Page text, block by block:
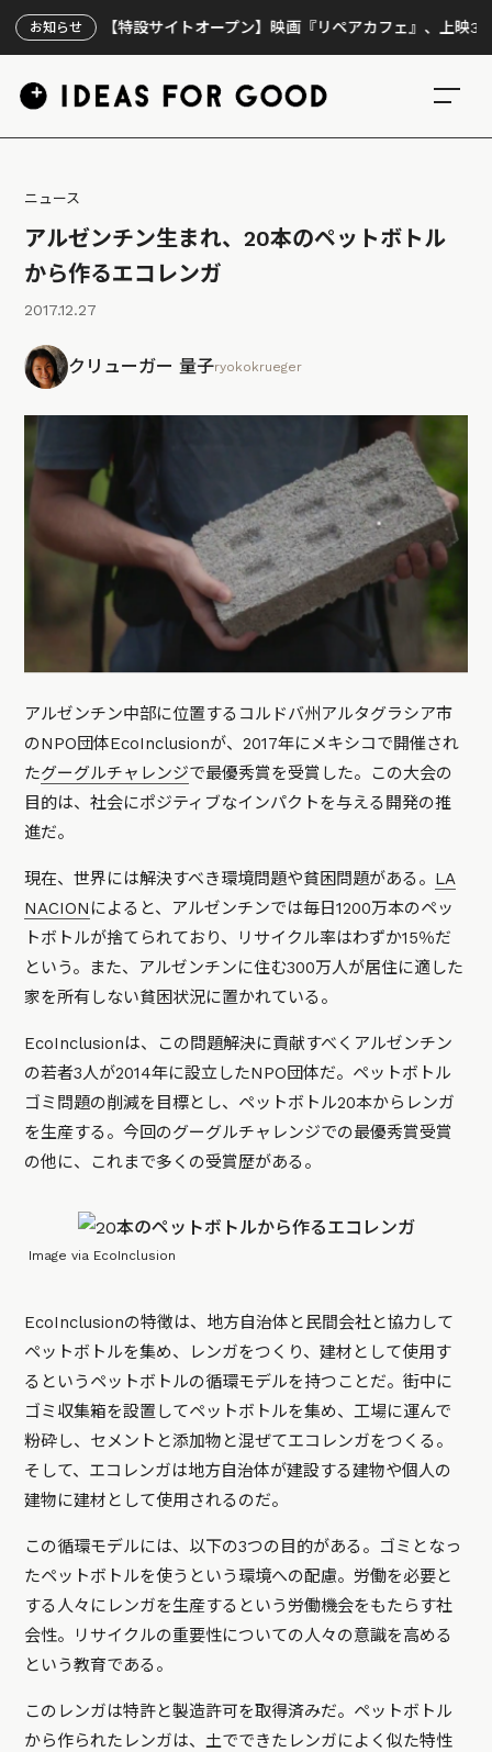
お知らせ
【特設サイトオープン】映画『リペアカフェ』、上映300回の
ニュース
アルゼンチン生まれ、20本のペットボトル
から作るエコレンガ
2017.12.27
クリューガー 量子ryokokrueger
アルゼンチン中部に位置するコルドバ州アルタグラシア市
のNPO団体EcoInclusionが、2017年にメキシコで開催され
たグーグルチャレンジで最優秀賞を受賞した。この大会の
目的は、社会にポジティブなインパクトを与える開発の推
進だ。
現在、世界には解決すべき環境問題や貧困問題がある。 LA
NACION によると、アルゼンチンでは毎日1200万本のペッ
トボトルが捨てられており、リサイクル率はわずか15％だ
という。また、アルゼンチンに住む300万人が居住に適した
家を所有しない貧困状況に置かれている。
EcoInclusionは、この問題解決に貢献すべくアルゼンチン
の若者3人が2014年に設立したNPO団体だ。ペットボトル
ゴミ問題の削減を目標とし、ペットボトル20本からレンガ
を生産する。今回のグーグルチャレンジでの最優秀賞受賞
の他に、これまで多くの受賞歴がある。
Image via EcoInclusion
EcoInclusionの特徴は、地方自治体と民間会社と協力して
ペットボトルを集め、レンガをつくり、建材として使用す
るというペットボトルの循環モデルを持つことだ。街中に
ゴミ収集箱を設置してペットボトルを集め、工場に運んで
粉砕し、セメントと添加物と混ぜてエコレンガをつくる。
そして、エコレンガは地方自治体が建設する建物や個人の
建物に建材として使用されるのだ。
この循環モデルには、以下の3つの目的がある。ゴミとなっ
たペットボトルを使うという環境への配慮。労働を必要と
する人々にレンガを生産するという労働機会をもたらす社
会性。リサイクルの重要性についての人々の意識を高める
という教育である。
このレンガは特許と製造許可を取得済みだ。ペットボトル
から作られたレンガは、土でできたレンガによく似た特性